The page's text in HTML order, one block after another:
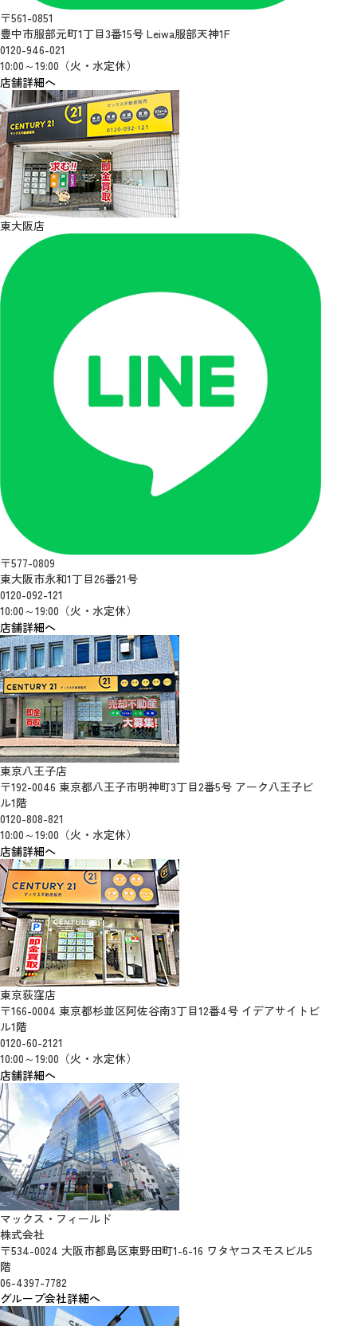
〒561-0851
豊中市服部元町1丁目3番15号 Leiwa服部天神1F
0120-946-021
10:00～19:00（火・水定休）
店舗詳細へ
東大阪店
〒577-0809
東大阪市永和1丁目26番21号
0120-092-121
10:00～19:00（火・水定休）
店舗詳細へ
東京八王子店
〒192-0046 東京都八王子市明神町3丁目2番5号 アーク八王子ビ
ル1階
0120-808-821
10:00～19:00（火・水定休）
店舗詳細へ
東京荻窪店
〒166-0004 東京都杉並区阿佐谷南3丁目12番4号 イデアサイトビ
ル1階
0120-60-2121
10:00～19:00（火・水定休）
店舗詳細へ
マックス・フィールド
株式会社
〒534-0024 大阪市都島区東野田町1-6-16 ワタヤコスモスビル5
階
06-4397-7782
グループ会社詳細へ